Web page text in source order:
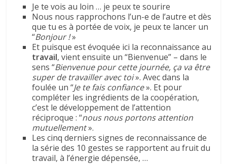
Je te vois au loin … je peux te sourire
Nous nous rapprochons l’un-e de l’autre et dès
que tu es à portée de voix, je peux te lancer un
“Bonjour !»
Et puisque est évoquée ici la reconnaissance au
travail, vient ensuite un “Bienvenue” – dans le
sens “Bienvenue pour cette journée, ça va être
super de travailler avec toi». Avec dans la
foulée un “Je te fais confiance». Et pour
compléter les ingrédients de la coopération,
c’est le développement de l’attention
réciproque : “nous nous portons attention
mutuellement».
Les cinq derniers signes de reconnaissance de
la série des 10 gestes se rapportent au fruit du
travail, à l’énergie dépensée, …